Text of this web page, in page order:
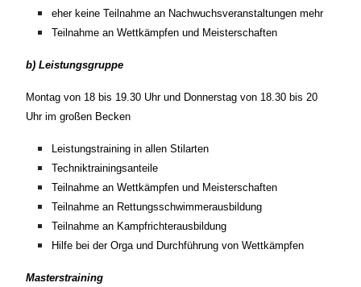
eher keine Teilnahme an Nachwuchsveranstaltungen mehr
Teilnahme an Wettkämpfen und Meisterschaften
b) Leistungsgruppe
Montag von 18 bis 19.30 Uhr und Donnerstag von 18.30 bis 20
Uhr im großen Becken
Leistungstraining in allen Stilarten
Techniktrainingsanteile
Teilnahme an Wettkämpfen und Meisterschaften
Teilnahme an Rettungsschwimmerausbildung
Teilnahme an Kampfrichterausbildung
Hilfe bei der Orga und Durchführung von Wettkämpfen
Masterstraining